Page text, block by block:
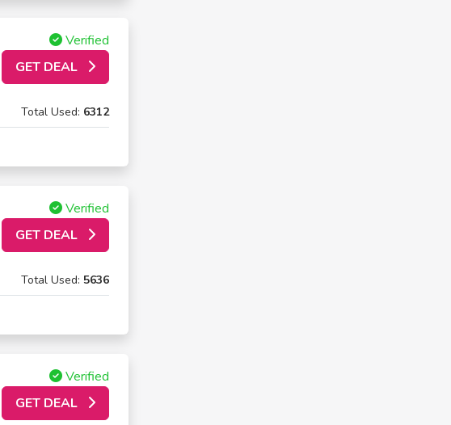
Verified
GET DEAL
Total Used: 6312
Verified
GET DEAL
Total Used: 5636
Verified
GET DEAL